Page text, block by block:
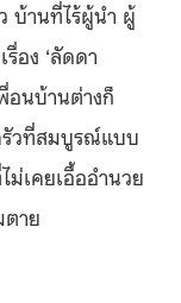
บ้านที่ไร้ผู้นำ ผู้
อง ‘ลัดดา
อนบ้านต่างก็
วที่สมบูรณ์แบบ
เคยเอื้ออำนวย
าย